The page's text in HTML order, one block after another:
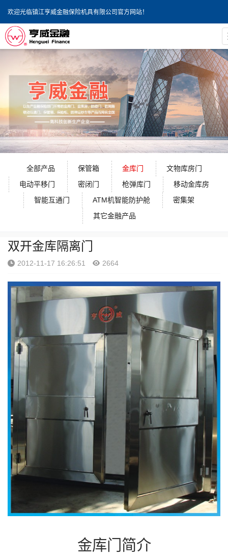
欢迎光临镇江亨威金融保险机具有限公司官方网站！
全部产品 保管箱 金库门
文物库房门
电动平移门
密闭门 枪弹库门
移动金库房
智能互通门
ATM机智能防护舱
密集架
其它金融产品
双开金库隔离门
2012-11-17 16:26:51 2664
金库门简介